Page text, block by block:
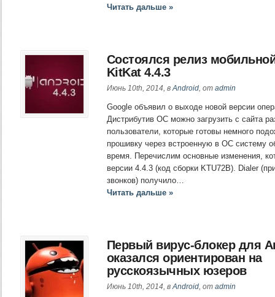
Читать дальше »
Состоялся релиз
KitKat 4.4.3
Июнь 10th, 2014, вAndroid, от admin
Google объявил о выходе новой версии
Дистрибутив ОС можно загрузить с сайта
пользователи, которые готовы немного
прошивку через встроенную в ОС систему
время. Перечислим основные изменения,
версии 4.4.3 (код сборки KTU72B). Dialer
звонков) получило…
Читать дальше »
Первый вирус-блокер для
оказался ориентирован на
русскоязычных юзеров
Июнь 10th, 2014, вAndroid, от admin